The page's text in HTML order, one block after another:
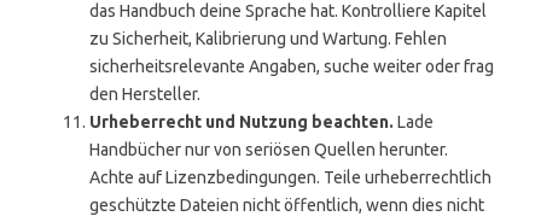
das Handbuch deine Sprache hat. Kontrolliere Kapitel
zu Sicherheit, Kalibrierung und Wartung. Fehlen
sicherheitsrelevante Angaben, suche weiter oder frag
den Hersteller.
Urheberrecht und Nutzung beachten. Lade
Handbücher nur von seriösen Quellen herunter.
Achte auf Lizenzbedingungen. Teile urheberrechtlich
geschützte Dateien nicht öffentlich, wenn dies nicht